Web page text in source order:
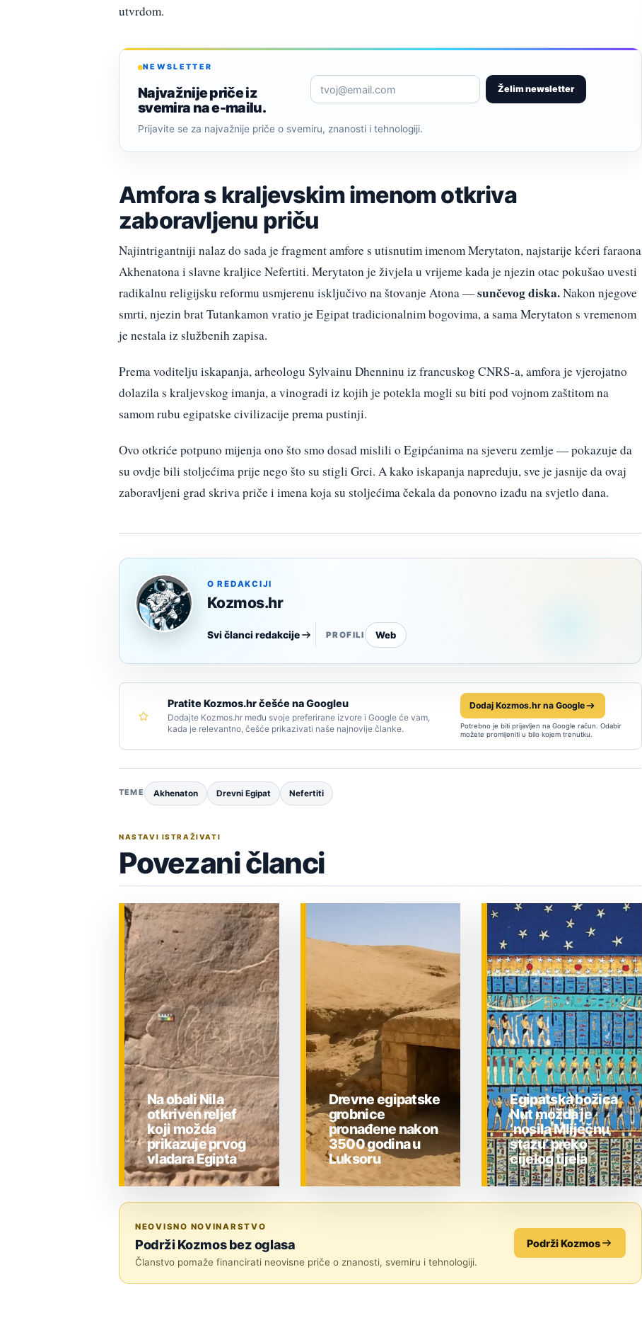
utvrdom.
NEWSLETTER
Najvažnije priče iz
svemira na e-mailu.
Želim newsletter
Prijavite se za najvažnije priče o svemiru, znanosti i tehnologiji.
Amfora s kraljevskim imenom otkriva
zaboravljenu priču
Najintrigantniji nalaz do sada je fragment amfore s utisnutim imenom Merytaton, najstarije kćeri faraona
Akhenatona i slavne kraljice Nefertiti. Merytaton je živjela u vrijeme kada je njezin otac pokušao uvesti
radikalnu religijsku reformu usmjerenu isključivo na štovanje Atona —sunčevog diska.Nakon njegove
smrti, njezin brat Tutankamon vratio je Egipat tradicionalnim bogovima, a sama Merytaton s vremenom
je nestala iz službenih zapisa.
Prema voditelju iskapanja, arheologu Sylvainu Dhenninu iz francuskog CNRS-a, amfora je vjerojatno
dolazila s kraljevskog imanja, a vinogradi iz kojih je potekla mogli su biti pod vojnom zaštitom na
samom rubu egipatske civilizacije prema pustinji.
Ovo otkriće potpuno mijenja ono što smo dosad mislili o Egipćanima na sjeveru zemlje — pokazuje da
su ovdje bili stoljećima prije nego što su stigli Grci. A kako iskapanja napreduju, sve je jasnije da ovaj
zaboravljeni grad skriva priče i imena koja su stoljećima čekala da ponovno izađu na svjetlo dana.
O REDAKCIJI
Kozmos.hr
Svi članci redakcije PROFILI Web
Pratite Kozmos.hr češće na Googleu
Dodajte Kozmos.hr među svoje preferirane izvore i Google će vam,
kada je relevantno, češće prikazivati naše najnovije članke.
Dodaj Kozmos.hr na Google
Potrebno je biti prijavljen na Google račun. Odabir
možete promijeniti u bilo kojem trenutku.
TEME Akhenaton Drevni Egipat Nefertiti
NASTAVI ISTRAŽIVATI
Povezani članci
Na obali Nila
otkriven reljef
koji možda
prikazuje prvog
vladara Egipta
Drevne egipatske
grobnice
pronađene nakon
3500 godina u
Luksoru
Egipatska božica
Nut možda je
‘nosila Mliječnu
stazu’ preko
cijelog tijela
NEOVISNO NOVINARSTVO
Podrži Kozmos bez oglasa
Članstvo pomaže financirati neovisne priče o znanosti, svemiru i tehnologiji.
Podrži Kozmos